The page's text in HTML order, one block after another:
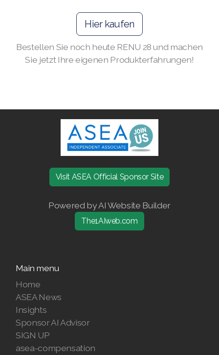
Hier kaufen
Bestellen Sie noch heute RENU 28 und machen
Sie jetzt Ihre eigenen Produkterfahrungen!
Visit ASEA Official Sponsor Site
Powered by AI Website Builder
The1AIweb.com
Main menu
Home
ASEA News
Insights
Sponsor AI Advisor
SIGN UP
asea-compensation
Join ASEA Denmark (Dansk)
Join ASEA France (Français)
Join ASEA Hong Kong (中文)
Join ASEA Hungary (Magyar)
Join ASEA Ireland (English)
Join ASEA Malaysia (Bahasa Malaysia)
Join ASEA Netherlands (Nederlands)
Join ASEA New Zealand (English)
Join ASEA Norway (Norsk)